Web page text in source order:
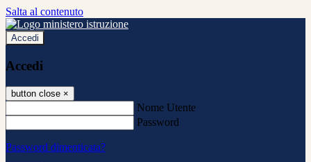
Salta al contenuto
Accedi
Accedi
button close ×
Nome Utente
Password
Password dimenticata?